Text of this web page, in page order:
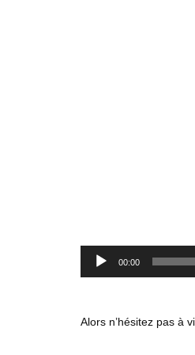
00:00
Alors n’hésitez pas à